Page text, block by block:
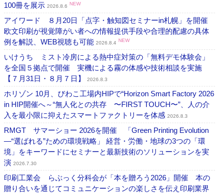
100冊を展示 2026.8.6 NEW
アイワード ８月20日「点字・触知図セミナーin札幌」を開催
欧文印刷が視覚障がい者への情報提供手段や合理的配慮の具体
例を解説、WEB視聴も可能 2026.8.4 NEW
いけうち ミスト冷房による熱中症対策の「無料デモ体験会」
を全国５拠点で開催 実機による霧の体感や技術相談を実施
【７月31日・８月７日】
2026.8.3
ホリゾン 10月、びわこ工場内HIPで“Horizon Smart Factory 2026
in HIP開催へ～“無人化との共存 〜FIRST TOUCH〜”、人の介
入を最小限に抑えたスマートファクトリーを体感 2026.8.3
RMGT サマーショー 2026を開催 「Green Printing Evolution
―“選ばれる”ための環境戦略」 経営・労働・地球の3つの「環
境」をキーワードにセミナーと最新技術のソリューションを実
演 2026.7.30
印刷工業会 らぶっく分科会が「本を贈ろう2026」開催 本の
贈り合いを通じてコミュニケーションの楽しさを伝え印刷業界